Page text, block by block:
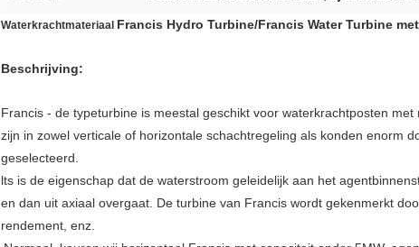
Waterkrachtmateriaal Francis Hydro Turbine/Francis Water Turbine
Beschrijving:
Francis - de typeturbine is meestal geschikt voor waterkrachtposten
zijn in zowel verticale of horizontale schachtregeling als konden enorm
geselecteerd.
lts is de eigenschap dat de waterstroom geleidelijk aan het
en dan uit axiaal overgaat. De turbine van Francis wordt gekenmerkt
rendement, enz.